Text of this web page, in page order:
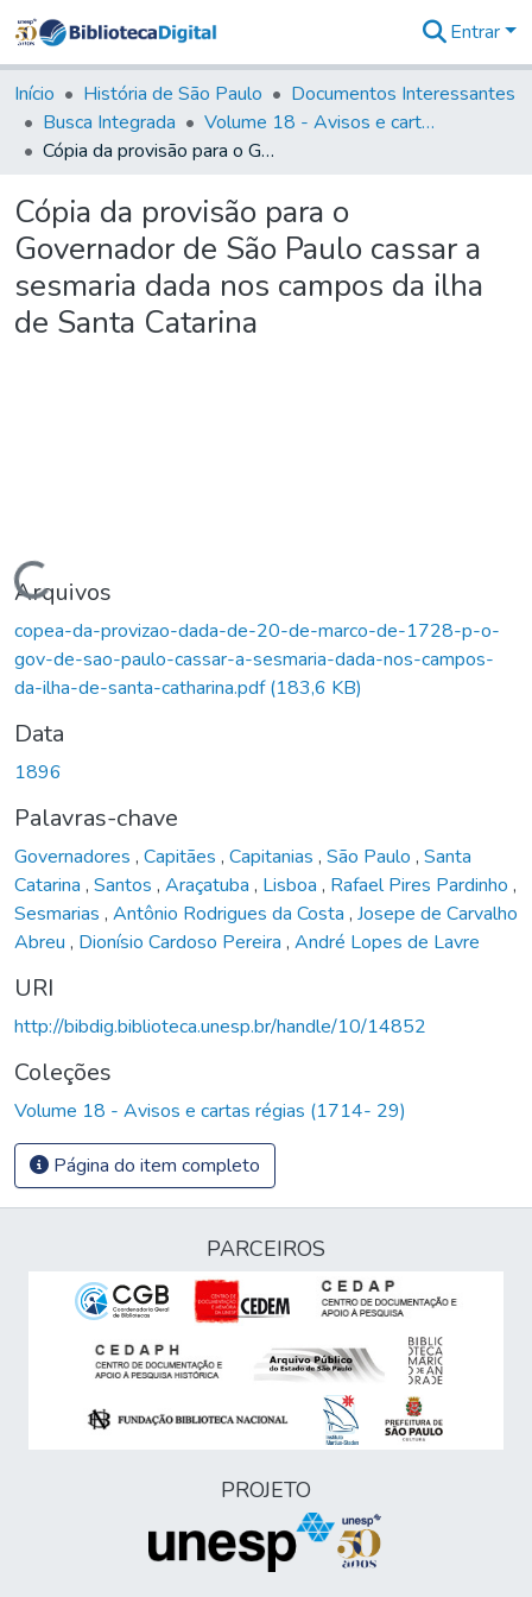
&
Coleções
Tudo na
Biblioteca
Estatísticas
Entrar
Início História de São Paulo
Documentos Interessantes
Busca Integrada
Volume 18 - Avisos e cartas régias (1714- 29)
Cópia da provisão para o Governador de São Paulo cassar a sesmaria dada nos campos da ilha de Santa Catarina
Cópia da provisão para o
Governador de São Paulo cassar a
sesmaria dada nos campos da ilha
de Santa Catarina
Carregando...
Arquivos
copea-da-provizao-dada-de-20-de-marco-de-1728-p-o-
gov-de-sao-paulo-cassar-a-sesmaria-dada-nos-campos-
da-ilha-de-santa-catharina.pdf(183,6 KB)
Data
1896
Palavras-chave
Governadores , Capitães , Capitanias , São Paulo , Santa
Catarina , Santos , Araçatuba , Lisboa , Rafael Pires Pardinho ,
Sesmarias , Antônio Rodrigues da Costa , Josepe de Carvalho
Abreu , Dionísio Cardoso Pereira , André Lopes de Lavre
URI
http://bibdig.biblioteca.unesp.br/handle/10/14852
Coleções
Volume 18 - Avisos e cartas régias (1714- 29)
Página do item completo
PARCEIROS
PROJETO